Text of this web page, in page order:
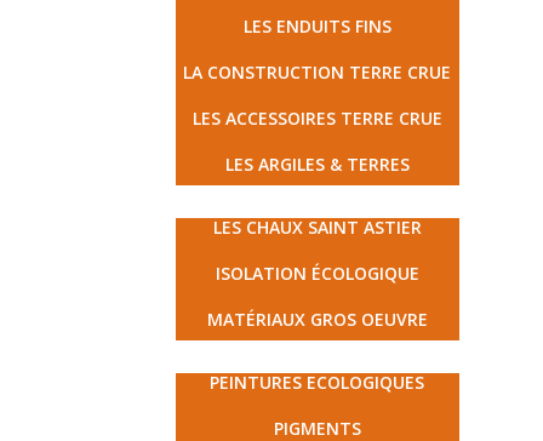
LES ENDUITS FINS
LA CONSTRUCTION TERRE CRUE
LES ACCESSOIRES TERRE CRUE
LES ARGILES & TERRES
LES CHAUX SAINT ASTIER
ISOLATION ÉCOLOGIQUE
MATÉRIAUX GROS OEUVRE
PEINTURES ECOLOGIQUES
PIGMENTS